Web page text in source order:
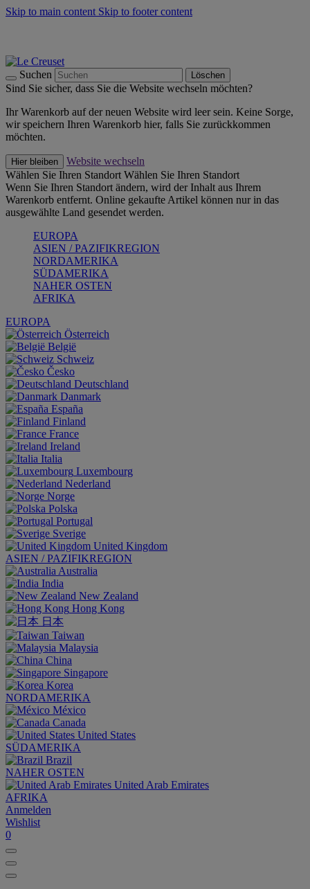
Skip to main content Skip to footer content
Suchen Löschen
Sind Sie sicher, dass Sie die Website wechseln möchten?
Ihr Warenkorb auf der neuen Website wird leer sein. Keine Sorge,
wir speichern Ihren Warenkorb hier, falls Sie zurückkommen
möchten.
Hier bleiben
Website wechseln
Wählen Sie Ihren Standort Wählen Sie Ihren Standort
Wenn Sie Ihren Standort ändern, wird der Inhalt aus Ihrem
Warenkorb entfernt. Online gekaufte Artikel können nur in das
ausgewählte Land gesendet werden.
EUROPA
ASIEN / PAZIFIKREGION
NORDAMERIKA
SÜDAMERIKA
NAHER OSTEN
AFRIKA
EUROPA
Österreich
België
Schweiz
Česko
Deutschland
Danmark
España
Finland
France
Ireland
Italia
Luxembourg
Nederland
Norge
Polska
Portugal
Sverige
United Kingdom
ASIEN / PAZIFIKREGION
Australia
India
New Zealand
Hong Kong
日本
Taiwan
Malaysia
China
Singapore
Korea
NORDAMERIKA
México
Canada
United States
SÜDAMERIKA
Brazil
NAHER OSTEN
United Arab Emirates
AFRIKA
Anmelden
Wishlist
0